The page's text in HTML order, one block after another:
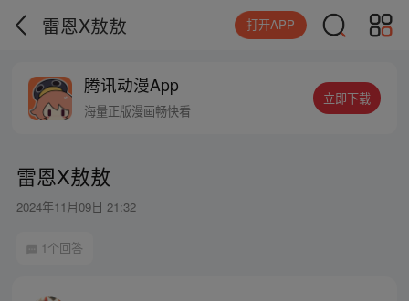
雷恩X敖敖 打开APP
腾讯动漫App
海量正版漫画畅快看
立即下载
雷恩X敖敖
2024年11月09日 21:32
1个回答